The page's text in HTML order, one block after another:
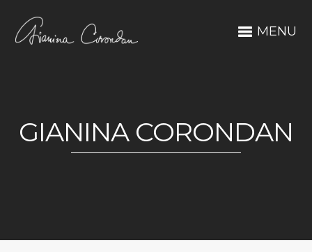
MENU
GIANINA CORONDAN